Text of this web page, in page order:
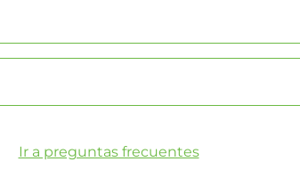
Ir a preguntas frecuentes